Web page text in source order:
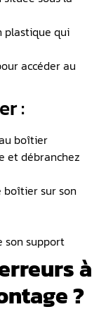
plastique qui
accéder au
:
boîtier
et débranchez
boîtier sur son
son support
à
?